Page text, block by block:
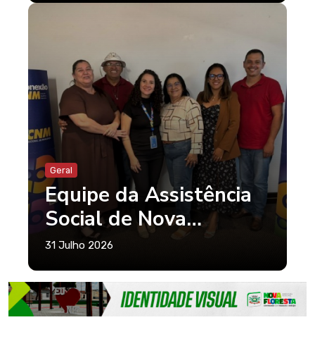
grupos de convivência
Geral
Equipe da Assistência
Social de Nova
Floresta participa do
Conexão CNM –
Qualifica
31 Julho 2026